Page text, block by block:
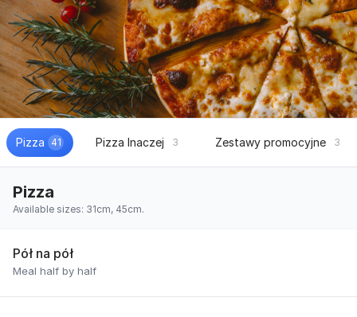
Pizza 41 Pizza Inaczej 3 Zestawy promocyjne 3
Pizza
Available sizes: 31cm, 45cm.
Pół na pół
Meal half by half